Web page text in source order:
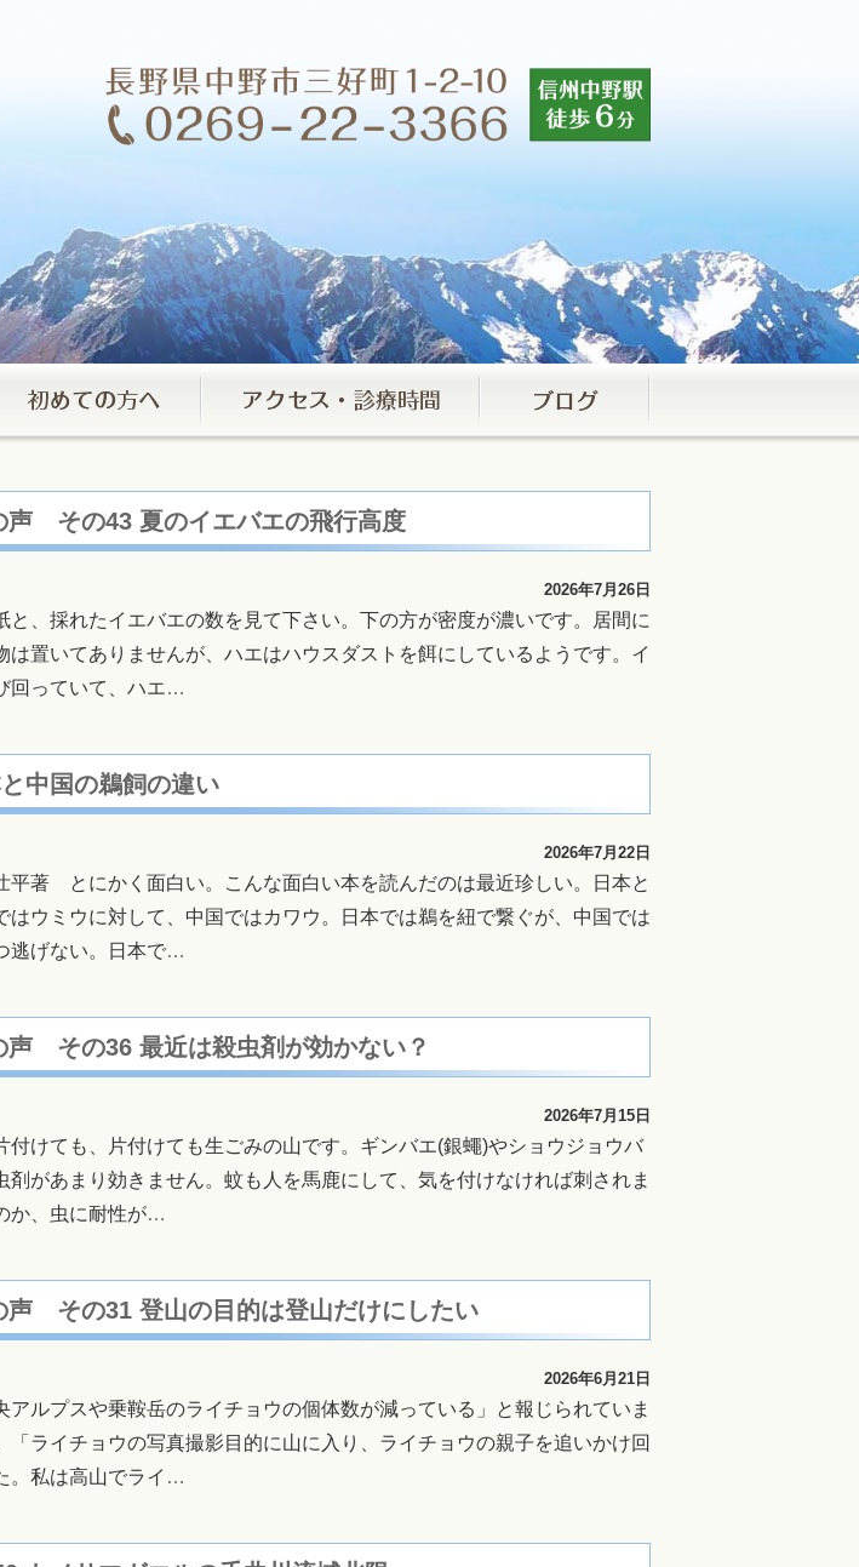
声 その43 夏のイエバエの飛行高度
2026年7月26日
と、採れたイエバエの数を見て下さい。下の方が密度が濃いです。居間に
は置いてありませんが、ハエはハウスダストを餌にしているようです。イ
回っていて、ハエ…
中国の鵜飼の違い
2026年7月22日
平著 とにかく面白い。こんな面白い本を読んだのは最近珍しい。日本と
はウミウに対して、中国ではカワウ。日本では鵜を紐で繋ぐが、中国では
逃げない。日本で…
声 その36 最近は殺虫剤が効かない？
2026年7月15日
付けても、片付けても生ごみの山です。ギンバエ(銀蠅)やショウジョウバ
剤があまり効きません。蚊も人を馬鹿にして、気を付けなければ刺されま
か、虫に耐性が…
声 その31 登山の目的は登山だけにしたい
2026年6月21日
アルプスや乗鞍岳のライチョウの個体数が減っている」と報じられていま
「ライチョウの写真撮影目的に山に入り、ライチョウの親子を追いかけ回
。私は高山でライ …